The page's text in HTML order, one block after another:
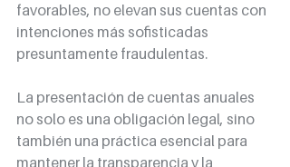
favorables, no elevan sus cuentas con
intenciones más sofisticadas
presuntamente fraudulentas.
La presentación de cuentas anuales
no solo es una obligación legal, sino
también una práctica esencial para
mantener la transparencia y la